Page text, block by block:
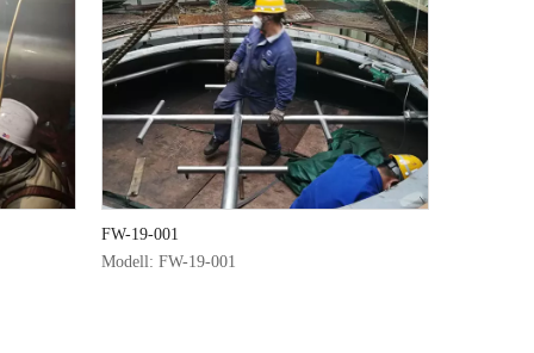
sie spielen eine wichtige Position und Rolle in vielen Sektoren
FW-19-001
Modell: FW-19-001